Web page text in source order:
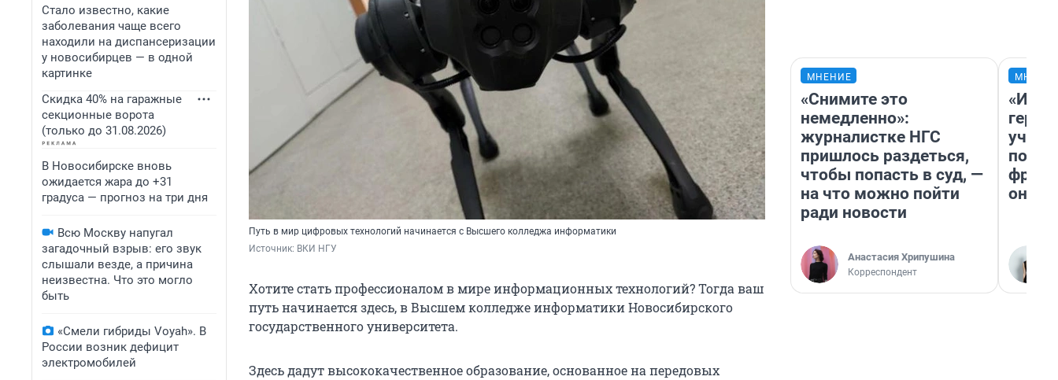
Стало известно, какие
заболевания чаще всего
находили на диспансеризации
у новосибирцев — в одной
картинке
Скидка 40% на гаражные
секционные ворота
(только до 31.08.2026)
В Новосибирске вновь
ожидается жара до +31
градуса — прогноз на три дня
Всю Москву напугал
загадочный взрыв: его звук
слышали везде, а причина
неизвестна. Что это могло
быть
«Смели гибриды Voyah». В
России возник дефицит
электромобилей
Путь в мир цифровых технологий начинается с Высшего колледжа информатики
Источник: ВКИ НГУ
Хотите стать профессионалом в мире информационных технологий? Тогда ваш
путь начинается здесь, в Высшем колледже информатики Новосибирского
государственного университета.
Здесь дадут высококачественное образование, основанное на передовых
МНЕНИЕ
«Снимите это
немедленно»:
журналистке НГС
пришлось раздеться,
чтобы попасть в суд, —
на что можно пойти
ради новости
Анастасия Хрипушина
Корреспондент
учит
она